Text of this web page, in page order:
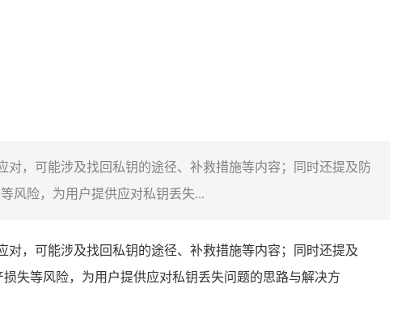
对，可能涉及找回私钥的途径、补救措施等内容；同时还提及防
风险，为用户提供应对私钥丢失...
对，可能涉及找回私钥的途径、补救措施等内容；同时还提及
失等风险，为用户提供应对私钥丢失问题的思路与解决方